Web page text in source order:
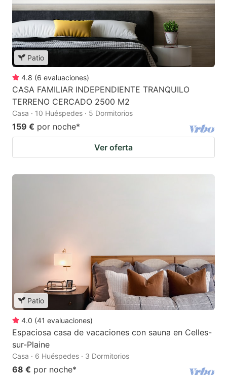
Patio
4.8 (6 evaluaciones)
CASA FAMILIAR INDEPENDIENTE TRANQUILO
TERRENO CERCADO 2500 M2
Casa · 10 Huéspedes · 5 Dormitorios
159 € por noche*
Ver oferta
Patio
4.0 (41 evaluaciones)
Espaciosa casa de vacaciones con sauna en Celles-
sur-Plaine
Casa · 6 Huéspedes · 3 Dormitorios
68 € por noche*